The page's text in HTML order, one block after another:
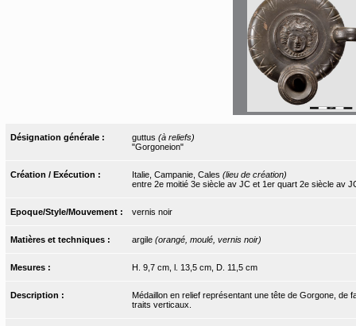
Désignation générale : guttus (à reliefs)
"Gorgoneion"
Création / Exécution : Italie, Campanie, Cales (lieu de création)
entre 2e moitié 3e siècle av JC et 1er quart 2e siècle av
Epoque/Style/Mouvement : vernis noir
Matières et techniques : argile (orangé, moulé, vernis noir)
Mesures : H. 9,7 cm, l. 13,5 cm, D. 11,5 cm
Description :
Médaillon en relief représentant une tête de Gorgone,
traits verticaux.